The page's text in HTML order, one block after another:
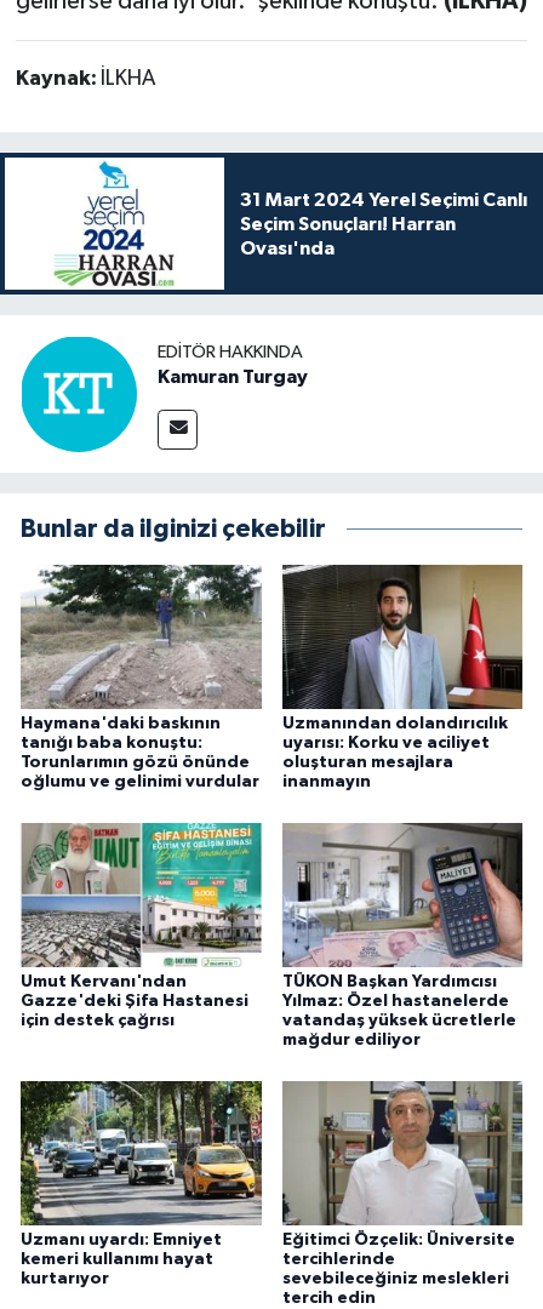
Kaynak: İLKHA
31 Mart 2024 Yerel Seçimi Canlı
Seçim Sonuçları! Harran
Ovası'nda
EDITÖR HAKKINDA
Kamuran Turgay
Bunlar da ilginizi çekebilir
Haymana'daki baskının
tanığı baba konuştu:
Torunlarımın gözü önünde
oğlumu ve gelinimi vurdular
Uzmanından dolandırıcılık
uyarısı: Korku ve aciliyet
oluşturan mesajlara
inanmayın
Umut Kervanı'ndan
Gazze'deki Şifa Hastanesi
için destek çağrısı
TÜKON Başkan Yardımcısı
Yılmaz: Özel hastanelerde
vatandaş yüksek ücretlerle
mağdur ediliyor
Uzmanı uyardı: Emniyet
kemeri kullanımı hayat
kurtarıyor
Eğitimci Özçelik: Üniversite
tercihlerinde
sevebileceğiniz meslekleri
tercih edin